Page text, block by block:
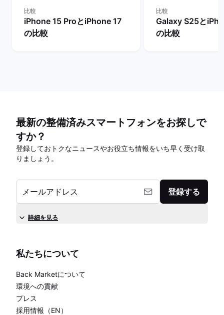
比較
iPhone 15 ProとiPhone 17
の比較
比較
Galaxy S25と
の比較
最新の整備済みスマートフォンをお探しで
すか？
登録しておトクなニュースやお役立ち情報をいち早く受け取
りましょう。
メールアドレス 登録する
詳細を見る
私たちについて
Back Marketについて
環境への貢献
プレス
採用情報（EN）